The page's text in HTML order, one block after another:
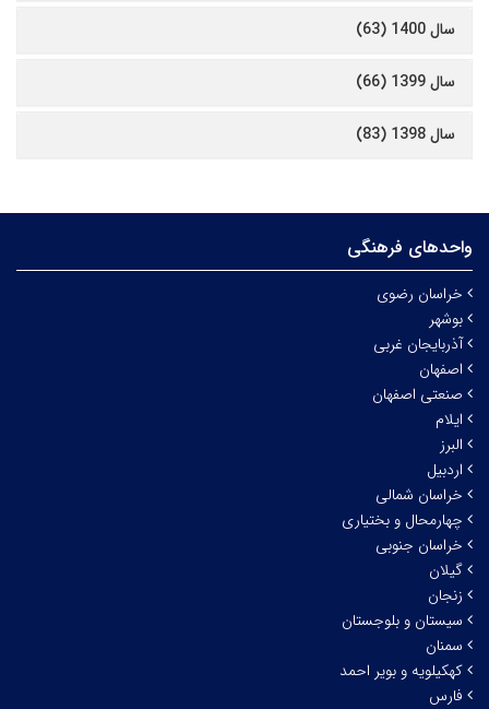
سال 1400 (63)
سال 1399 (66)
سال 1398 (83)
واحدهای فرهنگی
خراسان رضوی
بوشهر
آذربایجان غربی
اصفهان
صنعتی اصفهان
ایلام
البرز
اردبیل
خراسان شمالی
چهارمحال و بختیاری
خراسان جنوبی
گیلان
زنجان
سیستان و بلوجستان
سمنان
کهکیلویه و بویر احمد
فارس